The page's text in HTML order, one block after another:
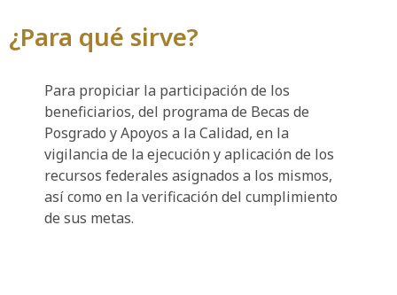
¿Para qué sirve?
Para propiciar la participación de los
beneficiarios, del programa de Becas de
Posgrado y Apoyos a la Calidad, en la
vigilancia de la ejecución y aplicación de los
recursos federales asignados a los mismos,
así como en la verificación del cumplimiento
de sus metas.